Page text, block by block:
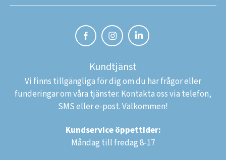
Kundtjänst
Vi finns tillgängliga för dig om du har frågor eller
funderingar om våra tjänster. Kontakta oss via telefon,
SMS eller e-post. Välkommen!
Kundservice öppettider:
Måndag till fredag 8-17